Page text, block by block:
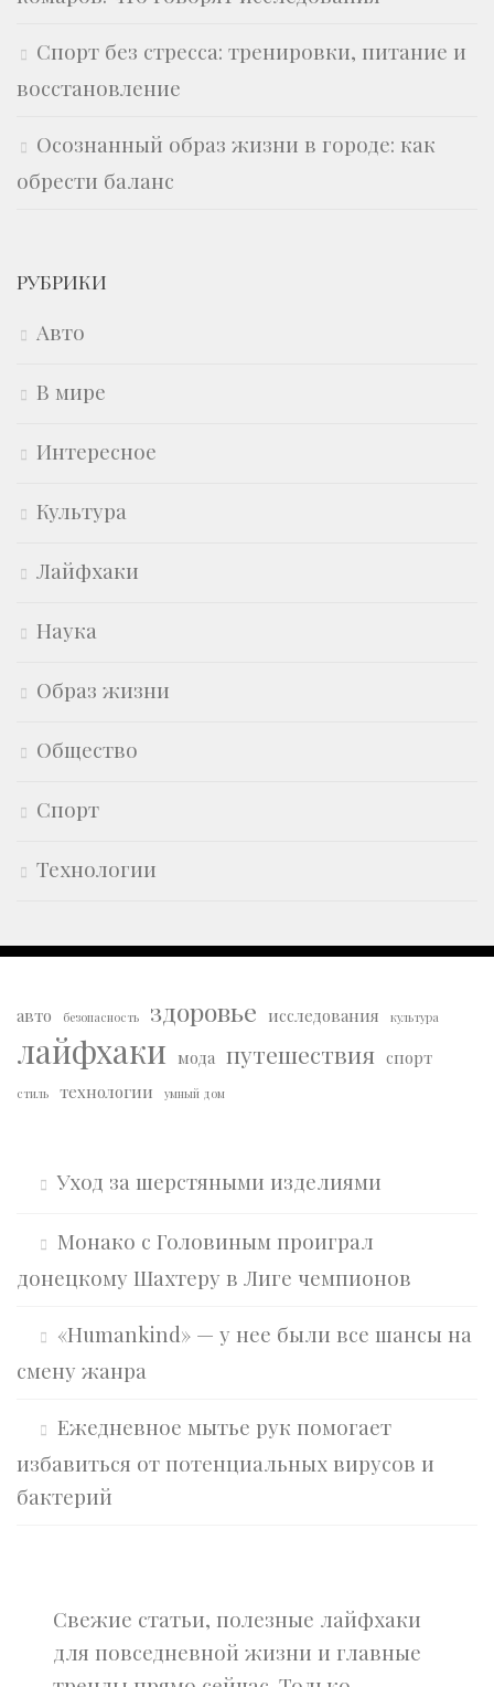
Спорт без стресса: тренировки, питание и
восстановление
Осознанный образ жизни в городе: как
обрести баланс
РУБРИКИ
Авто
В мире
Интересное
Культура
Лайфхаки
Наука
Образ жизни
Общество
Спорт
Технологии
авто безопасность здоровье исследования культура
лайфхаки мода путешествия спорт
стиль технологии умный дом
Уход за шерстяными изделиями
Монако с Головиным проиграл
донецкому Шахтеру в Лиге чемпионов
«Humankind» — у нее были все шансы на
смену жанра
Ежедневное мытье рук помогает
избавиться от потенциальных вирусов и
бактерий
Свежие статьи, полезные лайфхаки
для повседневной жизни и главные